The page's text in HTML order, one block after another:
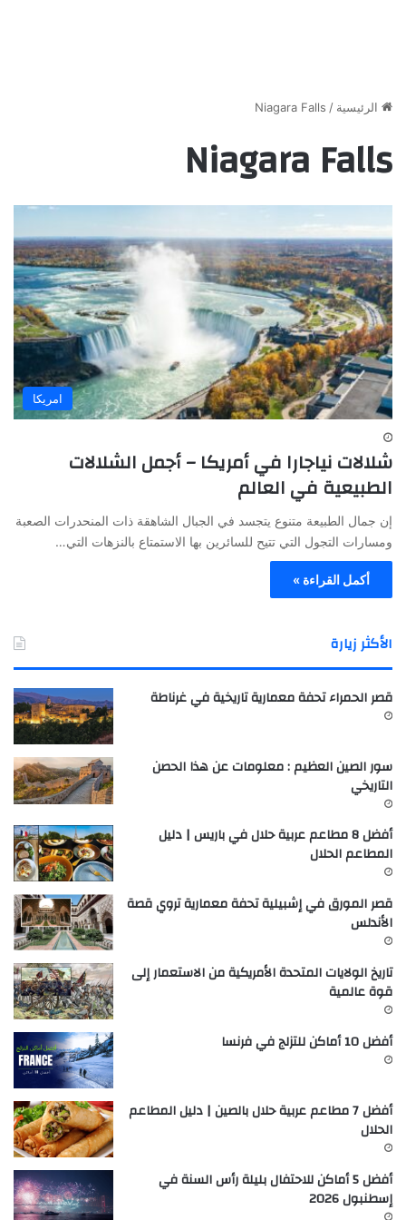
الرئيسية /
Niagara Falls
Niagara Falls
امريكا
شلالات نياجارا في أمريكا – أجمل الشلالات
الطبيعية في العالم
إن جمال الطبيعة متنوع يتجسد في الجبال الشاهقة ذات المنحدرات الصعبة
ومسارات التجول التي تتيح للسائرين بها الاستمتاع بالنزهات التي…
أكمل القراءة »
الأكثر زيارة
قصر الحمراء تحفة معمارية تاريخية في غرناطة
سور الصين العظيم : معلومات عن هذا الحصن
التاريخي
أفضل 8 مطاعم عربية حلال في باريس | دليل
المطاعم الحلال
قصر المورق في إشبيلية تحفة معمارية تروي قصة
الأندلس
تاريخ الولايات المتحدة الأمريكية من الاستعمار إلى
قوة عالمية
أفضل 10 أماكن للتزلج في فرنسا
أفضل 7 مطاعم عربية حلال بالصين | دليل المطاعم
الحلال
أفضل 5 أماكن للاحتفال بليلة رأس السنة في
إسطنبول 2026